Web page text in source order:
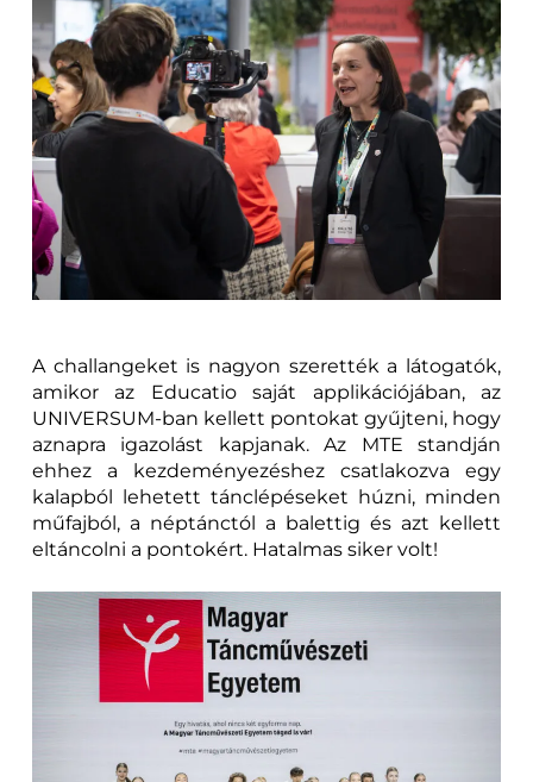
A challangeket is nagyon szerették a látogatók,
amikor az Educatio saját applikációjában, az
UNIVERSUM-ban kellett pontokat gyűjteni, hogy
aznapra igazolást kapjanak. Az MTE standján
ehhez a kezdeményezéshez csatlakozva egy
kalapból lehetett tánclépéseket húzni, minden
műfajból, a néptánctól a balettig és azt kellett
eltáncolni a pontokért. Hatalmas siker volt!